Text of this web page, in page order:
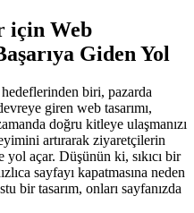
için Web
Giden Yol
biri, pazarda
giren web tasarımı,
doğru kitleye ulaşmanızı
artırarak ziyaretçilerin
yol açar. Düşünün ki, sıkıcı bir
sayfayı kapatmasına neden
bir tasarım, onları sayfanızda